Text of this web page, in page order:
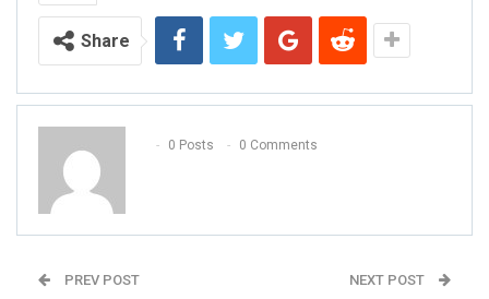
Share
0 Posts 0 Comments
PREV POST NEXT POST